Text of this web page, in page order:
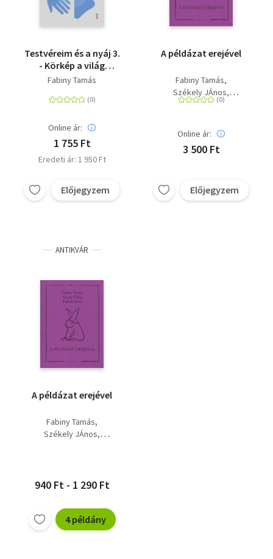
Testvéreim és a nyáj 3.
- Körkép a világ
evangélikusságáról
Fabiny Tamás
Online ár:
1 755 Ft
Eredeti ár: 1 950 Ft
Előjegyzem
A példázat erejével
Fabiny Tamás
Székely JÁnos
Kocsis Fülöp
Online ár:
3 500 Ft
Előjegyzem
ANTIKVÁR
A példázat erejével
Fabiny Tamás
Székely JÁnos
940 Ft - 1 290 Ft
4 példány